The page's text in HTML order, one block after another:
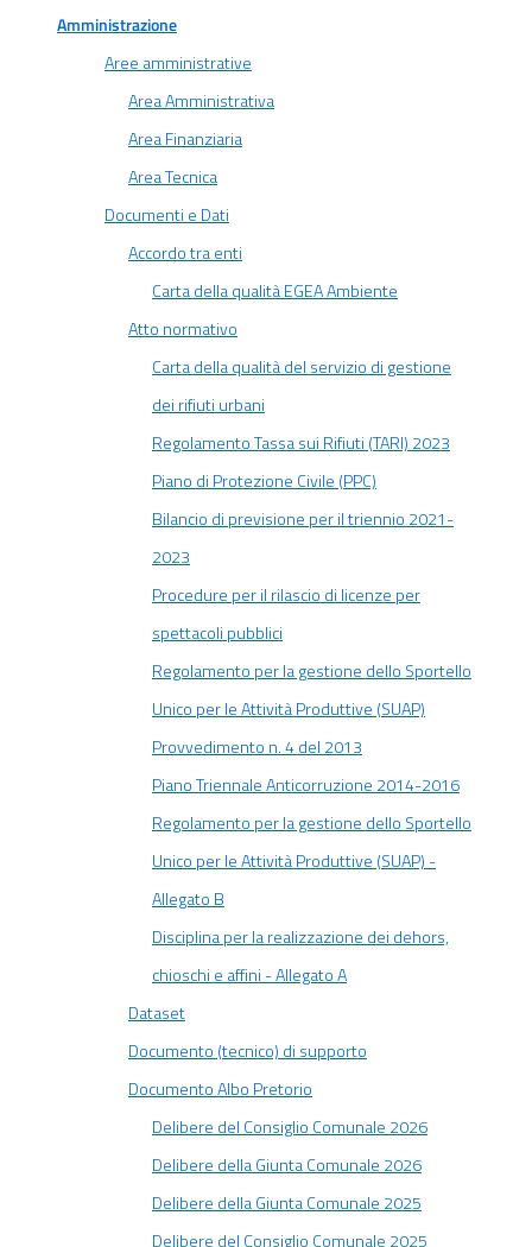
Amministrazione
Aree amministrative
Area Amministrativa
Area Finanziaria
Area Tecnica
Documenti e Dati
Accordo tra enti
Carta della qualità EGEA Ambiente
Atto normativo
Carta della qualità del servizio di gestione
dei rifiuti urbani
Regolamento Tassa sui Rifiuti (TARI) 2023
Piano di Protezione Civile (PPC)
Bilancio di previsione per il triennio 2021-
2023
Procedure per il rilascio di licenze per
spettacoli pubblici
Regolamento per la gestione dello Sportello
Unico per le Attività Produttive (SUAP)
Provvedimento n. 4 del 2013
Piano Triennale Anticorruzione 2014-2016
Regolamento per la gestione dello Sportello
Unico per le Attività Produttive (SUAP) -
Allegato B
Disciplina per la realizzazione dei dehors,
chioschi e affini - Allegato A
Dataset
Documento (tecnico) di supporto
Documento Albo Pretorio
Delibere del Consiglio Comunale 2026
Delibere della Giunta Comunale 2026
Delibere della Giunta Comunale 2025
Delibere del Consiglio Comunale 2025